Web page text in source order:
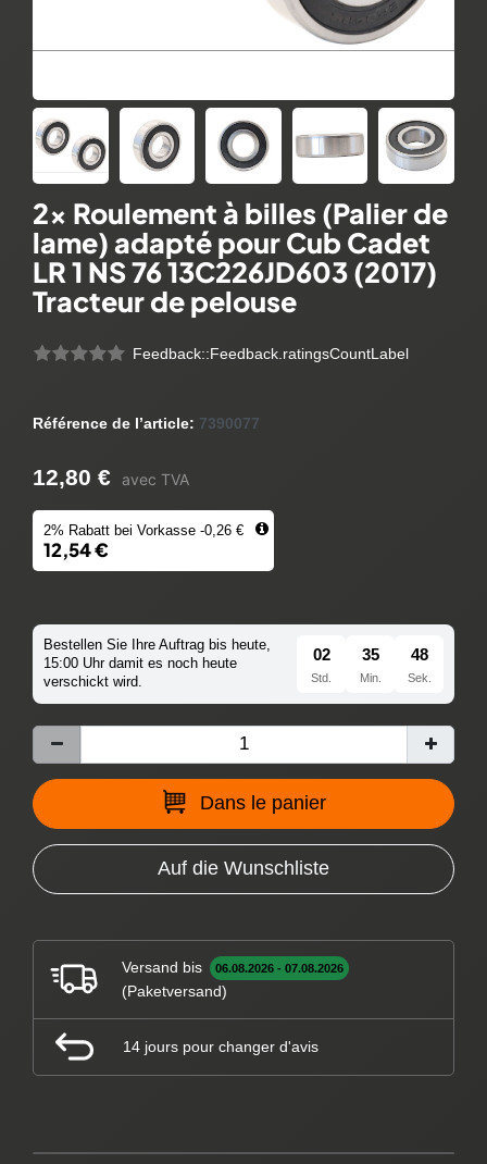
2x Roulement à billes (Palier de
lame) adapté pour Cub Cadet
LR 1 NS 76 13C226JD603 (2017)
Tracteur de pelouse
Feedback::Feedback.ratingsCountLabel
Référence de l’article: 7390077
12,80 € avec TVA
2% Rabatt bei Vorkasse -0,26 €
12,54 €
Bestellen Sie Ihre Auftrag bis heute,
15:00 Uhr damit es noch heute
verschickt wird.
02
Std.
35
Min.
47
Sek.
Dans le panier
Auf die Wunschliste
Versand bis 06.08.2026 - 07.08.2026
(Paketversand)
14 jours pour changer d'avis